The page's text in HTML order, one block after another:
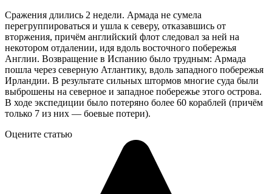
Сражения длились 2 недели. Армада не сумела
перегруппироваться и ушла к северу, отказавшись от
вторжения, причём английский флот следовал за ней на
некотором отдалении, идя вдоль восточного побережья
Англии. Возвращение в Испанию было трудным: Армада
пошла через северную Атлантику, вдоль западного побережья
Ирландии. В результате сильных штормов многие суда были
выброшены на северное и западное побережье этого острова.
В ходе экспедиции было потеряно более 60 кораблей (причём
только 7 из них — боевые потери).
Оцените статью